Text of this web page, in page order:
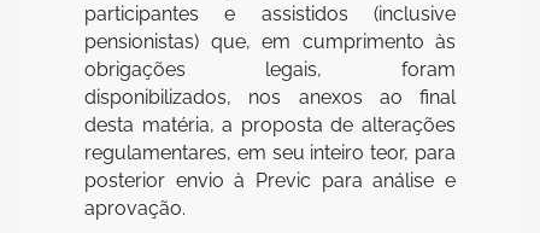
participantes e assistidos (inclusive
pensionistas) que, em cumprimento às
obrigações legais, foram
disponibilizados, nos anexos ao final
desta matéria, a proposta de alterações
regulamentares, em seu inteiro teor, para
posterior envio à Previc para análise e
aprovação.